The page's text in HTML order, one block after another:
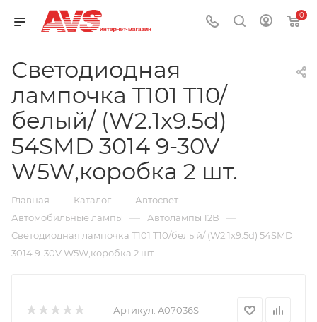
0
Светодиодная
лампочка T101 T10/
белый/ (W2.1x9.5d)
54SMD 3014 9-30V
W5W,коробка 2 шт.
Главная — Каталог — Автосвет —
Автомобильные лампы — Автолампы 12В —
Светодиодная лампочка T101 T10/белый/ (W2.1x9.5d) 54SMD
3014 9-30V W5W,коробка 2 шт.
Артикул: A07036S